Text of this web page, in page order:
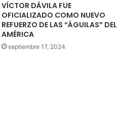
VÍCTOR DÁVILA FUE
OFICIALIZADO COMO NUEVO
REFUERZO DE LAS “ÁGUILAS” DEL
AMÉRICA
septiembre 17, 2024